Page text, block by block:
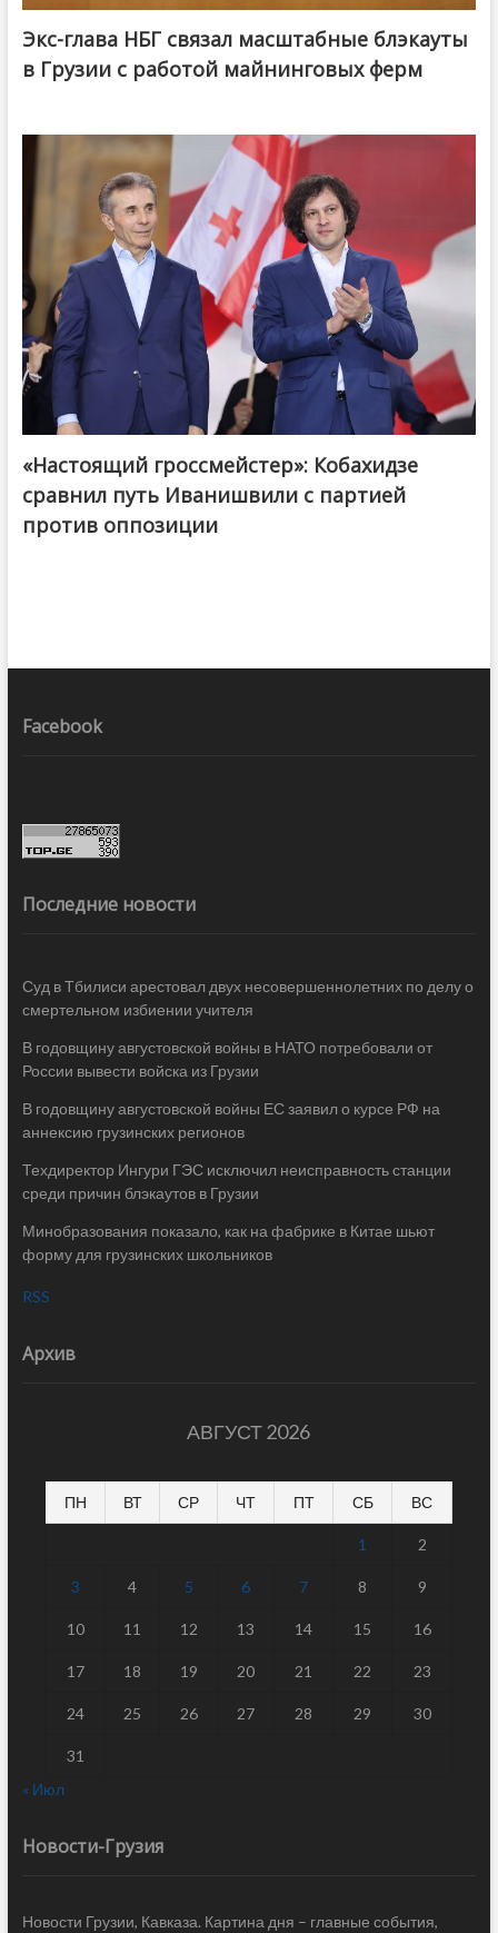
Экс-глава НБГ связал масштабные блэкауты
в Грузии с работой майнинговых ферм
@ქართული ოცნება / Georgian Dream
«Настоящий гроссмейстер»: Кобахидзе
сравнил путь Иванишвили с партией
против оппозиции
Facebook
Последние новости
Суд в Тбилиси арестовал двух несовершеннолетних по делу о
смертельном избиении учителя
В годовщину августовской войны в НАТО потребовали от
России вывести войска из Грузии
В годовщину августовской войны ЕС заявил о курсе РФ на
аннексию грузинских регионов
Техдиректор Ингури ГЭС исключил неисправность станции
среди причин блэкаутов в Грузии
Минобразования показало, как на фабрике в Китае шьют
форму для грузинских школьников
RSS
Архив
АВГУСТ 2026
ПН ВТ СР ЧТ ПТ СБ ВС
1 2
3 4 5 6 7 8 9
10 11 12 13 14 15 16
17 18 19 20 21 22 23
24 25 26 27 28 29 30
31
« Июл
Новости-Грузия
Новости Грузии, Кавказа. Картина дня – главные события,